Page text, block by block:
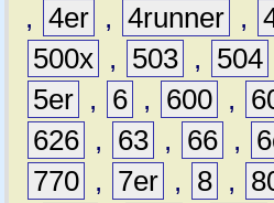
, 4er , 4runner ,
500x , 503 , 504
5er , 6 , 600 ,
626 , 63 , 66 ,
770 , 7er , 8 ,